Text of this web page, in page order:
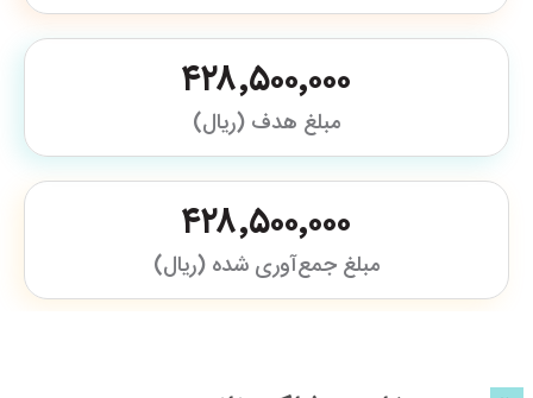
۴۲۸٬۵۰۰٬۰۰۰
مبلغ هدف (ریال)
۴۲۸٬۵۰۰٬۰۰۰
مبلغ جمع‌آوری شده (ریال)